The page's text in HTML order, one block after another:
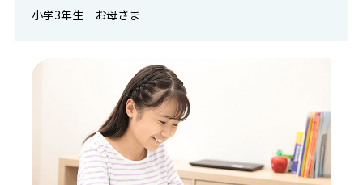
小学3年生 お母さま